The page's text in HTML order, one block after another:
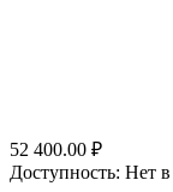
52 400.00 ₽
Доступность: Нет